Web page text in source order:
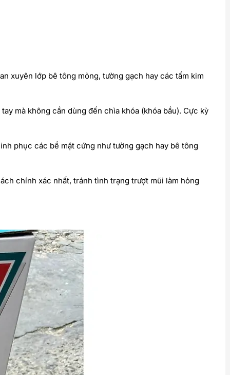
xuyên lớp bê tông mỏng, tường gạch hay các tấm kim
mà không cần dùng đến chìa khóa (khóa bầu). Cực kỳ
phục các bề mặt cứng như tường gạch hay bê tông
chính xác nhất, tránh tình trạng trượt mũi làm hỏng